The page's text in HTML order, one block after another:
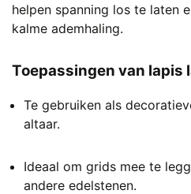
helpen spanning los te laten
kalme ademhaling.
Toepassingen van lapis
Te gebruiken als
altaar.
Ideaal om grids mee te
andere edelstenen.